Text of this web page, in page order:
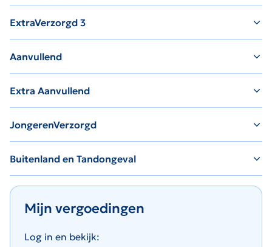
ExtraVerzorgd 3
Aanvullend
Extra Aanvullend
JongerenVerzorgd
Buitenland en Tandongeval
Mijn vergoedingen
Log in en bekijk: